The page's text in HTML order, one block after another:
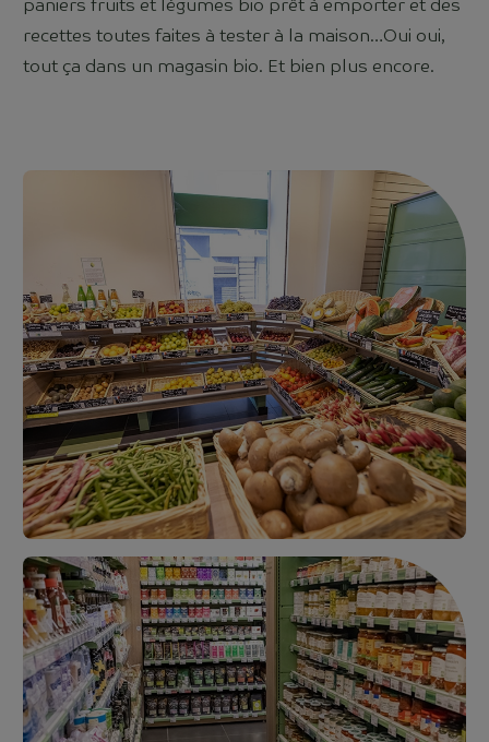
paniers fruits et légumes bio prêt à emporter et des
recettes toutes faites à tester à la maison…Oui oui,
tout ça dans un magasin bio. Et bien plus encore.